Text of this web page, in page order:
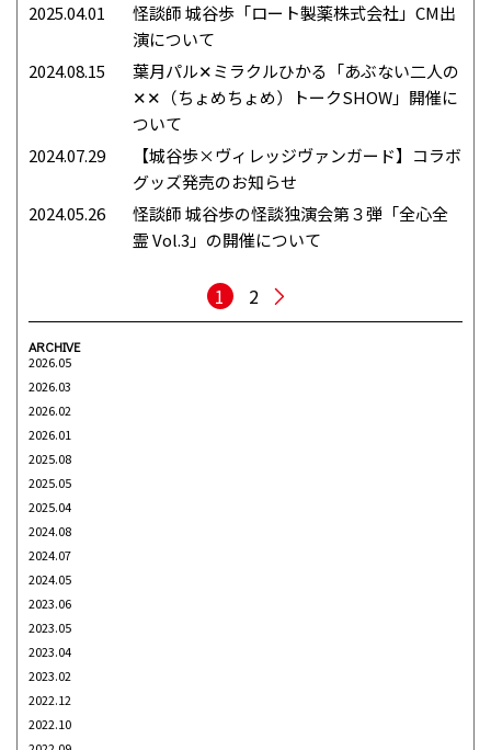
2025.04.01
怪談師 城谷歩「ロート製薬株式会社」CM出
演について
2024.08.15
葉月パル✕ミラクルひかる「あぶない二人の
✕✕（ちょめちょめ）トークSHOW」開催に
ついて
2024.07.29
【城谷歩×ヴィレッジヴァンガード】コラボ
グッズ発売のお知らせ
2024.05.26
怪談師 城⾕歩の怪談独演会第３弾「全⼼全
霊 Vol.3」の開催について
1 2
ARCHIVE
2026.05
2026.03
2026.02
2026.01
2025.08
2025.05
2025.04
2024.08
2024.07
2024.05
2023.06
2023.05
2023.04
2023.02
2022.12
2022.10